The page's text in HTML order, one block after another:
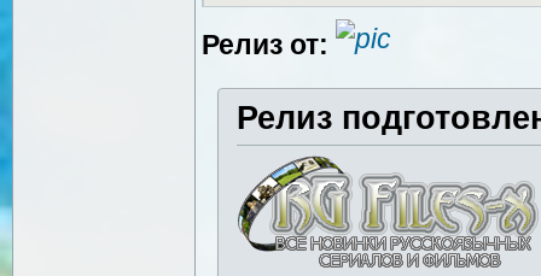
Релиз от:
Релиз